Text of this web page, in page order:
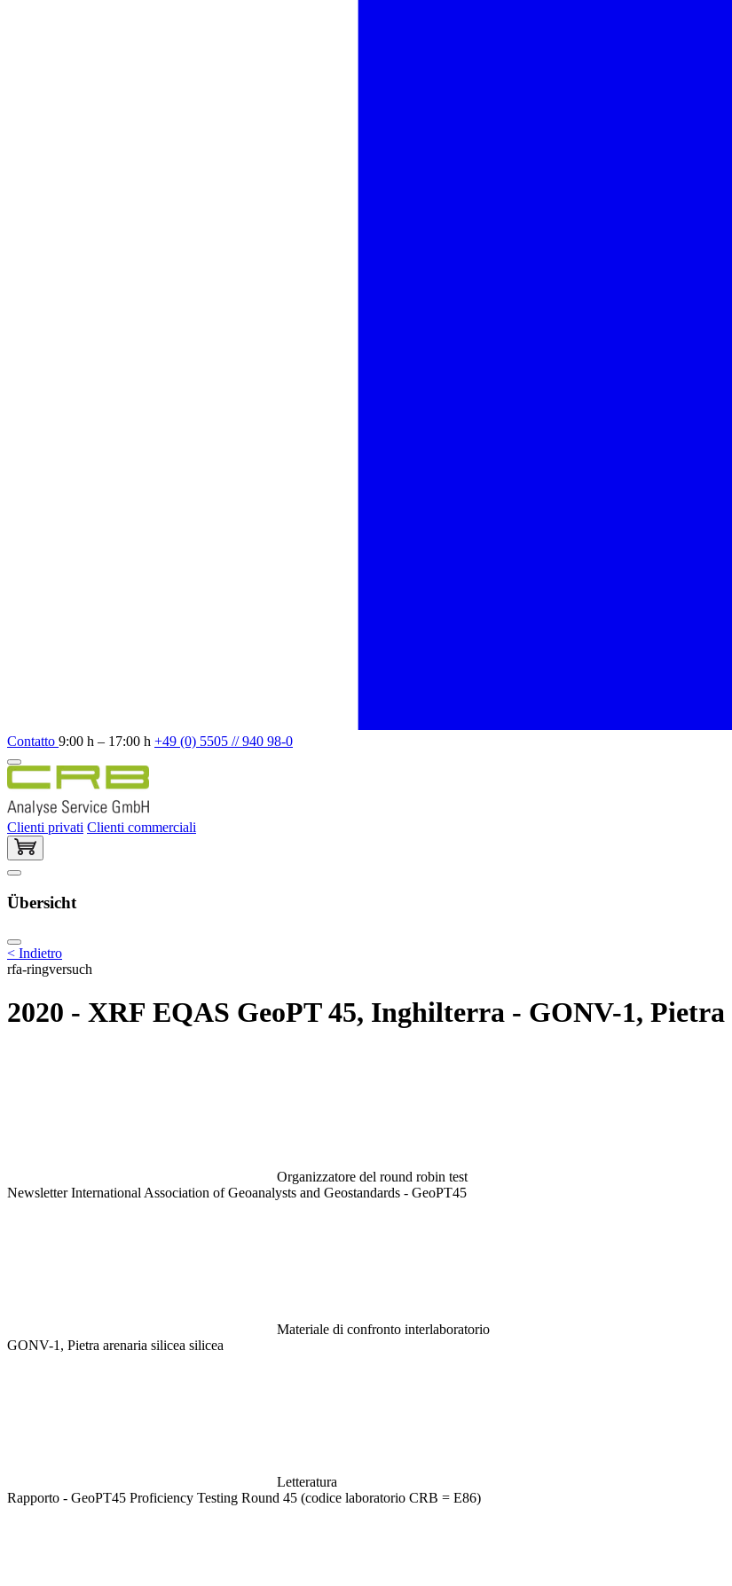
Contatto 9:00 h – 17:00 h +49 (0) 5505 // 940 98-0
Clienti privati Clienti commerciali
Übersicht
< Indietro
rfa-ringversuch
2020 - XRF EQAS GeoPT 45, Inghilterra - GONV-1,
Organizzatore del round robin test
Newsletter International Association of Geoanalysts and Geostandards - GeoPT45
Materiale di confronto interlaboratorio
GONV-1, Pietra arenaria silicea silicea
Letteratura
Rapporto - GeoPT45 Proficiency Testing Round 45 (codice laboratorio CRB = E86)